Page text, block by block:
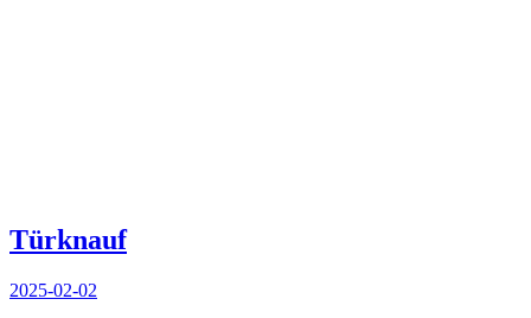
Türknauf
2025-02-02